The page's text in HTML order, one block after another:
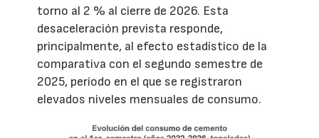
torno al 2 % al cierre de 2026. Esta
desaceleración prevista responde,
principalmente, al efecto estadístico de la
comparativa con el segundo semestre de
2025, período en el que se registraron
elevados niveles mensuales de consumo.